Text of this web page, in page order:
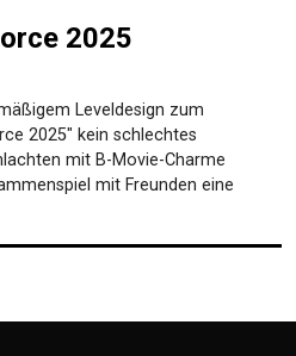
2025
Leveldesign zum
2025" kein schlechtes
mit B-Movie-Charme
mit Freunden eine